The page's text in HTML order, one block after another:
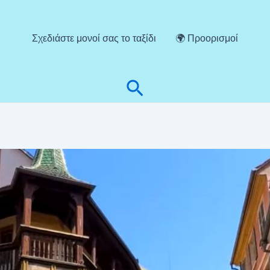
Σχεδιάστε μονοί σας το ταξίδι 🌍 Προορισμοί
Αναζήτηση